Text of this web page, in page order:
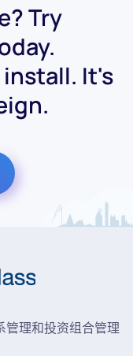
Try
It's
管理和投资组合管理